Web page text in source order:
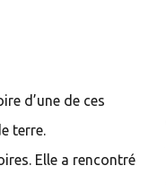
d’une de ces
terre.
Elle a rencontré